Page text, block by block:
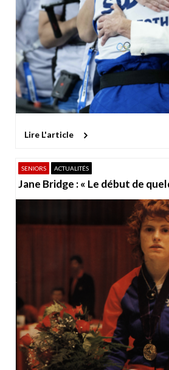
Lire L'article
SENIORS ACTUALITÉS
Jane Bridge : « Le début de